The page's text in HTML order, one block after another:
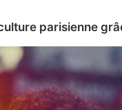
parisienne